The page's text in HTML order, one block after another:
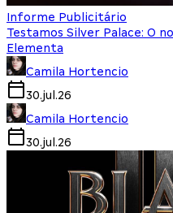
Informe Publicitário
Testamos Silver Palace: O
Elementa
Camila Hortencio
30.jul.26
Camila Hortencio
30.jul.26